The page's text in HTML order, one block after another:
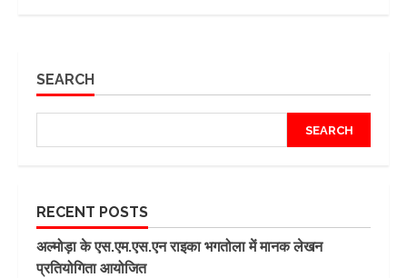
SEARCH
SEARCH
RECENT POSTS
अल्मोड़ा के एस.एम.एस.एन राइका भगतोला में मानक लेखन
प्रतियोगिता आयोजित